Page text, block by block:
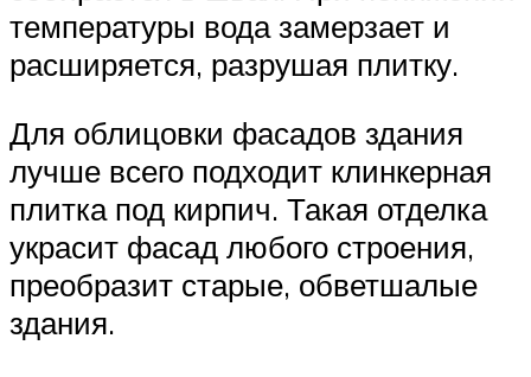
температуры вода замерзает и
расширяется, разрушая плитку.
Для облицовки фасадов здания
лучше всего подходит клинкерная
плитка под кирпич. Такая отделка
украсит фасад любого строения,
преобразит старые, обветшалые
здания.